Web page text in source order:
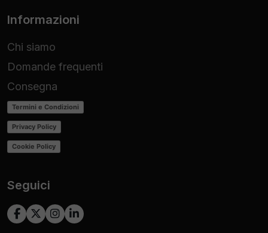
Informazioni
Chi siamo
Domande frequenti
Consegna
Termini e Condizioni
Privacy Policy
Cookie Policy
Seguici